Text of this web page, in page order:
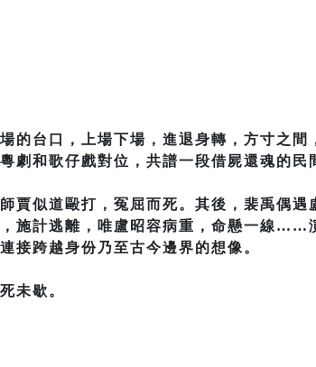
的台口，上場下場，進退身轉，方寸之間
劇和歌仔戲對位，共譜一段借屍還魂的民
賈似道毆打，冤屈而死。其後，裴禹偶遇
施計逃離，唯盧昭容病重，命懸一線……
接跨越身份乃至古今邊界的想像。
未歇。